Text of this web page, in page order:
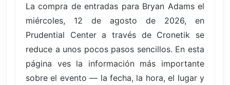
La compra de entradas para Bryan Adams el
miércoles, 12 de agosto de 2026, en
Prudential Center a través de Cronetik se
reduce a unos pocos pasos sencillos. En esta
página ves la información más importante
sobre el evento — la fecha, la hora, el lugar y